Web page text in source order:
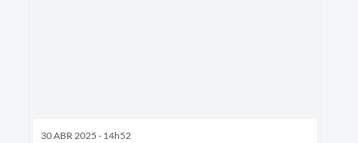
30 ABR 2025 - 14h52